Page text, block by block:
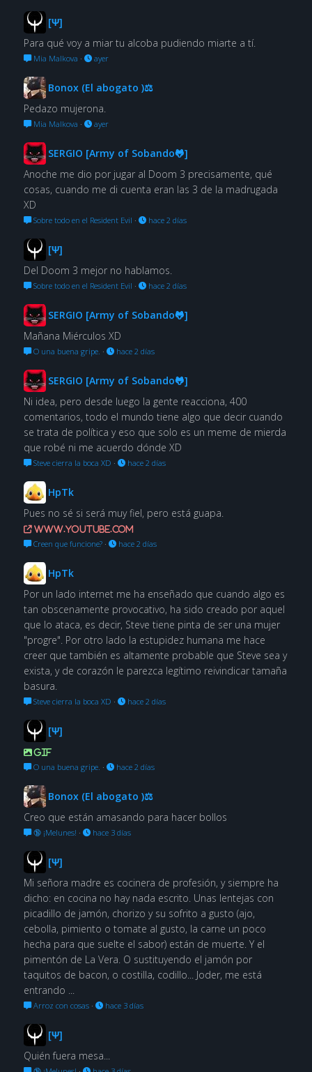
[Ψ]
Para qué voy a miar tu alcoba pudiendo miarte a tí.
Mia Malkova · ayer
Bonox (El abogato )⚖
Pedazo mujerona.
Mia Malkova · ayer
SERGIO [Army of Sobando🐸]
Anoche me dio por jugar al Doom 3 precisamente, qué
cosas, cuando me di cuenta eran las 3 de la madrugada
XD
Sobre todo en el Resident Evil · hace 2 días
[Ψ]
Del Doom 3 mejor no hablamos.
Sobre todo en el Resident Evil · hace 2 días
SERGIO [Army of Sobando🐸]
Mañana Miérculos XD
O una buena gripe. · hace 2 días
SERGIO [Army of Sobando🐸]
Ni idea, pero desde luego la gente reacciona, 400
comentarios, todo el mundo tiene algo que decir cuando
se trata de política y eso que solo es un meme de mierda
que robé ni me acuerdo dónde XD
Steve cierra la boca XD · hace 2 días
HpTk
Pues no sé si será muy fiel, pero está guapa.
www.youtube.com
Creen que funcione?· hace 2 días
HpTk
Por un lado internet me ha enseñado que cuando algo es
tan obscenamente provocativo, ha sido creado por aquel
que lo ataca, es decir, Steve tiene pinta de ser una mujer
"progre". Por otro lado la estupidez humana me hace
creer que también es altamente probable que Steve sea y
exista, y de corazón le parezca legítimo reivindicar tamaña
basura.
Steve cierra la boca XD · hace 2 días
[Ψ]
GIF
O una buena gripe. · hace 2 días
Bonox (El abogato )⚖
Creo que están amasando para hacer bollos
🔞 ¡Melunes! · hace 3 días
[Ψ]
Mi señora madre es cocinera de profesión, y siempre ha
dicho: en cocina no hay nada escrito. Unas lentejas con
picadillo de jamón, chorizo y su sofrito a gusto (ajo,
cebolla, pimiento o tomate al gusto, la carne un poco
hecha para que suelte el sabor) están de muerte. Y el
pimentón de La Vera. O sustituyendo el jamón por
taquitos de bacon, o costilla, codillo... Joder, me está
entrando ...
Arroz con cosas· hace 3 días
[Ψ]
Quién fuera mesa...